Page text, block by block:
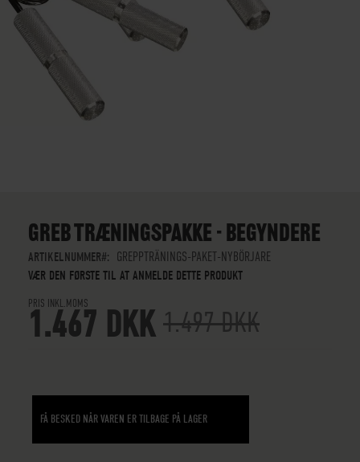
BILLEDGALLERIET
GREB TRÆNINGSPAKKE - BEGYNDERE
ARTIKELNUMMER
GREPPTRÄNINGS-PAKET-NYBÖRJARE
VÆR DEN FØRSTE TIL AT ANMELDE DETTE PRODUKT
PRIS INKL.MOMS
1.467 DKK 1.497 DKK
FÅ BESKED NÅR VAREN ER TILBAGE PÅ LAGER